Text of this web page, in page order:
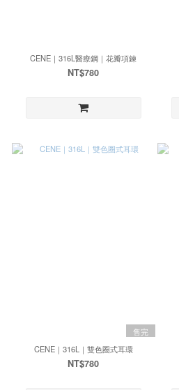
CENE｜316L醫療鋼｜花瓣項鍊
NT$780
售完
CENE｜316L｜雙色圈式耳環
NT$780